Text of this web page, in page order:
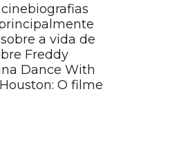
a vida de
Freddy
Dance With
O filme